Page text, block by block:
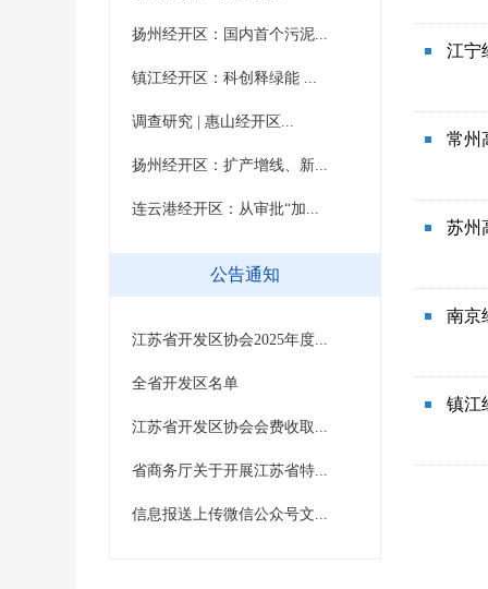
扬州经开区：国内首个污泥...
镇江经开区：科创释绿能 ...
调查研究 | 惠山经开区...
扬州经开区：扩产增线、新...
连云港经开区：从审批“加...
公告通知
江苏省开发区协会2025年度...
全省开发区名单
江苏省开发区协会会费收取...
省商务厅关于开展江苏省特...
信息报送上传微信公众号文...
江宁
常州
苏州
南京
镇江